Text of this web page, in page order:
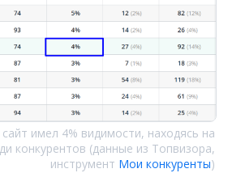
имел 4% видимости, находясь на
конкурентов (данные из Топвизора,
инструмент Мои конкуренты)